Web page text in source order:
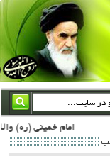
امام خمینی (ره) والله اسلام تمامش سیاست است؛ ***** امام شهید: به گفتار امام و کردار امام اهتمام بورزید ***** امام خمینی(ره): ان شاء الله ما اندوه دلمان را در وقت مناسب با انتقام از امریکا